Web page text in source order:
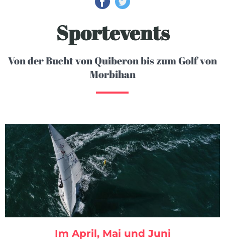
Sportevents
Von der Bucht von Quiberon bis zum Golf von
Morbihan
Im April, Mai und Juni